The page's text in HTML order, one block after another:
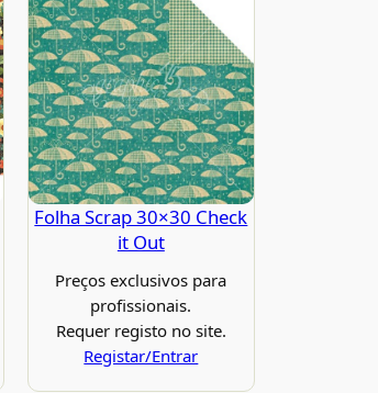
Folha Scrap 30×30 Check
it Out
Preços exclusivos para
profissionais.
Requer registo no site.
Registar/Entrar